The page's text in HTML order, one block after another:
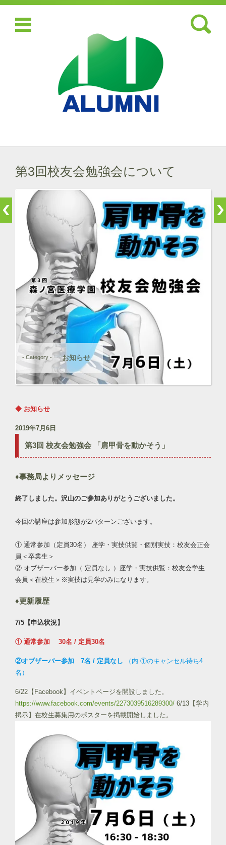
検索:
コンテンツに移動
第3回校友会勉強会について
- Category - お知らせ
◆ お知らせ
2019年7月6日
第3回 校友会勉強会 「肩甲骨を動かそう」
♦事務局よりメッセージ
終了しました。沢山のご参加ありがとうございました。
今回の講座は参加形態が2パターンございます。
① 通常参加（定員30名） 座学・実技供覧・個別実技：校友会正会
員＜卒業生＞
② オブザーバー参加（ 定員なし ）座学・実技供覧：校友会学生
会員＜在校生＞※実技は見学のみになります。
♦更新履歴
7/5【申込状況】
① 通常参加 30名 / 定員30名
②オブザーバー参加 7名 / 定員なし （内 ①のキャンセル待ち4
名）
6/22【Facebook】イベントページを開設しました。
https://www.facebook.com/events/2273039516289300/ 6/13【学内
掲示】在校生募集用のポスターを掲載開始しました。